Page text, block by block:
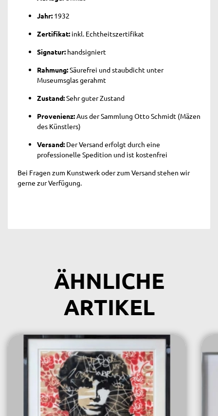
Jahr: 1932
Zertifikat: inkl. Echtheitszertifikat
Signatur: handsigniert
Rahmung:Säurefrei und staubdicht unter
Museumsglas gerahmt
Zustand:Sehr guter Zustand
Provenienz:Aus der Sammlung Otto Schmidt (Mäzen
des Künstlers)
Versand: Der Versand erfolgt durch eine
professionelle Spedition und ist kostenfrei
Bei Fragen zum Kunstwerk oder zum Versand stehen wir
gerne zur Verfügung.
ÄHNLICHE
ARTIKEL